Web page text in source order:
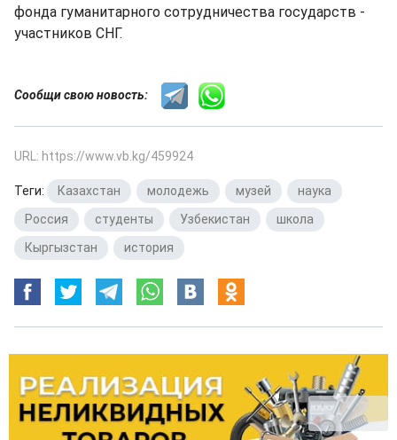
фонда гуманитарного сотрудничества государств -
участников СНГ.
Сообщи свою новость:
URL: https://www.vb.kg/459924
Теги: Казахстан молодежь музей наука
Россия
студенты Узбекистан школа
Кыргызстан
история